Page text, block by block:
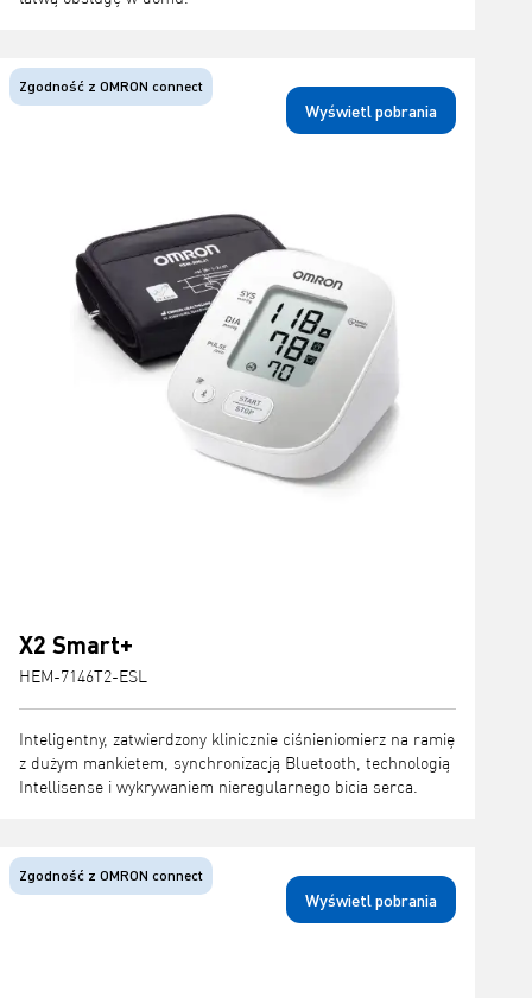
X2 Smart+
HEM-7146T2-ESL
Inteligentny, zatwierdzony klinicznie ciśnieniomierz na ramię
z dużym mankietem, synchronizacją Bluetooth, technologią
Intellisense i wykrywaniem nieregularnego bicia serca.
Zgodność z OMRON connect
Wyświetl pobrania
Zgodność z OMRON connect
Wyświetl pobrania